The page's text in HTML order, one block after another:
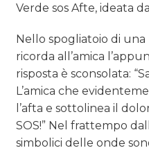
Verde sos Afte, ideata
Nello spogliatoio di una
ricorda all’amica
risposta è sconsolata:
L’amica che
l’afta e sottolinea il
SOS!” Nel frattempo
simbolici delle onde